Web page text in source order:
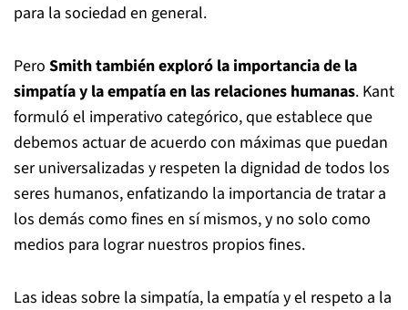
para la sociedad en general.
Pero Smith también exploró la importancia de la
simpatía y la empatía en las relaciones humanas. Kant
formuló el imperativo categórico, que establece que
debemos actuar de acuerdo con máximas que puedan
ser universalizadas y respeten la dignidad de todos los
seres humanos, enfatizando la importancia de tratar a
los demás como fines en sí mismos, y no solo como
medios para lograr nuestros propios fines.
Las ideas sobre la simpatía, la empatía y el respeto a la